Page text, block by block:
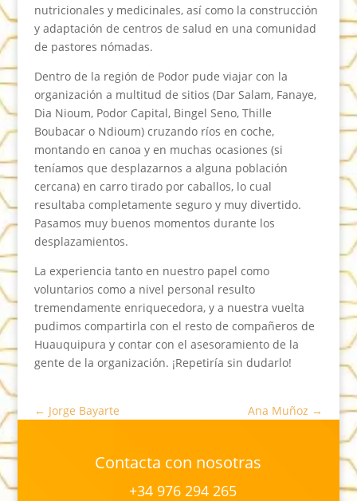
nutricionales y medicinales, así como la construcción
y adaptación de centros de salud en una comunidad
de pastores nómadas.
Dentro de la región de Podor pude viajar con la
organización a multitud de sitios (Dar Salam, Fanaye,
Dia Nioum, Podor Capital, Bingel Seno, Thille
Boubacar o Ndioum) cruzando ríos en coche,
montando en canoa y en muchas ocasiones (si
teníamos que desplazarnos a alguna población
cercana) en carro tirado por caballos, lo cual
resultaba completamente seguro y muy divertido.
Pasamos muy buenos momentos durante los
desplazamientos.
La experiencia tanto en nuestro papel como
voluntarios como a nivel personal resulto
tremendamente enriquecedora, y a nuestra vuelta
pudimos compartirla con el resto de compañeros de
Huauquipura y contar con el asesoramiento de la
gente de la organización. ¡Repetiría sin dudarlo!
← Jorge Bayarte Ana Muñoz →
Contacta con nosotras
+34 976 294 265